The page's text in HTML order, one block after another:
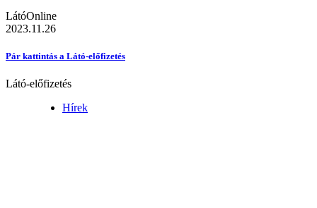
LátóOnline
2023.11.26
Pár kattintás a Látó-előfizetés
Látó-előfizetés
Hírek